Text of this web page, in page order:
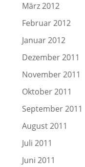
März 2012
Februar 2012
Januar 2012
Dezember 2011
November 2011
Oktober 2011
September 2011
August 2011
Juli 2011
Juni 2011